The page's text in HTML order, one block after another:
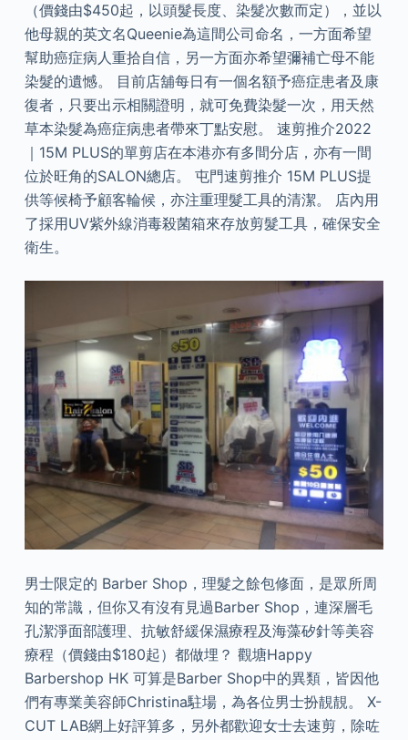
（價錢由$450起，以頭髮長度、染髮次數而定），並以
他母親的英文名Queenie為這間公司命名，一方面希望
幫助癌症病人重拾自信，另一方面亦希望彌補亡母不能
染髮的遺憾。 目前店舖每日有一個名額予癌症患者及康
復者，只要出示相關證明，就可免費染髮一次，用天然
草本染髮為癌症病患者帶來丁點安慰。 速剪推介2022
｜15M PLUS的單剪店在本港亦有多間分店，亦有一間
位於旺角的SALON總店。 屯門速剪推介 15M PLUS提
供等候椅予顧客輪候，亦注重理髮工具的清潔。 店內用
了採用UV紫外線消毒殺菌箱來存放剪髮工具，確保安全
衛生。
男士限定的 Barber Shop，理髮之餘包修面，是眾所周
知的常識，但你又有沒有見過Barber Shop，連深層毛
孔潔淨面部護理、抗敏舒緩保濕療程及海藻矽針等美容
療程（價錢由$180起）都做埋？ 觀塘Happy
Barbershop HK 可算是Barber Shop中的異類，皆因他
們有專業美容師Christina駐場，為各位男士扮靚靚。 X-
CUT LAB網上好評算多，另外都歡迎女士去速剪，除咗